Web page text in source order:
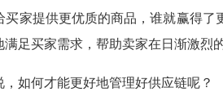
家提供更优质的商品，谁就赢得了
足买家需求，帮助卖家在日渐激烈
如何才能更好地管理好供应链呢？